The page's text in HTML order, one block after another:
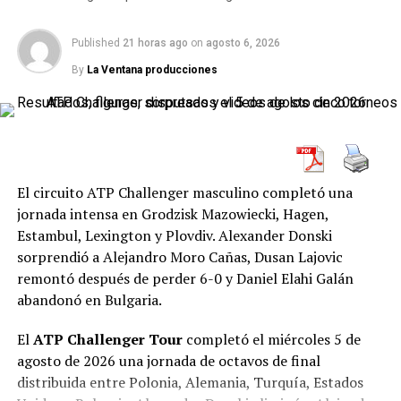
jugará con ranking protegido.
Entre las damas la única que se aseguró su ingreso
directo es la rosarina Nadia Podoroska (101).
ROLAND GARROS
TENIS
UP NEXT
Julia Riera brilló con luz propia y es semifinalista en el
WTA 250 de Rabat
La argentina Riera accedió a los cuartos de final del
Justina Mikulskyte derrotó a Katarzyna Kawa por 7-
5, 2-6 y 6-1y consiguió una de las victorias más
destacadas de la jornada.
La representante lituana se quedó con un primer parcial
preclasificada durante el segundo. Kawa se impuso por
6-2 y parecía haber cambiado el desarrollo del
encuentro.
Published 21 horas ago on agosto 6, 2026
By La Ventana producciones
El circuito ATP Challenger masculino completó una
jornada intensa en Grodzisk Mazowiecki, Hagen,
Estambul, Lexington y Plovdiv. Alexander Donski
sorprendió a Alejandro Moro Cañas, Dusan Lajovic
remontó después de perder 6-0 y Daniel Elahi Galán
abandonó en Bulgaria.
ElATP Challenger Tourcompletó el miércoles 5 de
agosto de 2026 una jornada de octavos de final
distribuida entre Polonia, Alemania, Turquía, Estados